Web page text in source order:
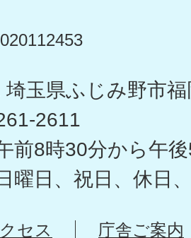
玉県ふじみ野市
2611
前8時30分から午
曜日、祝日、休日
セス
庁舎ご案内